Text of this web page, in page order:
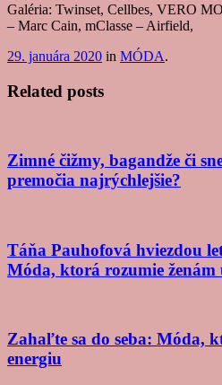
Galéria: Twinset, Cellbes, VERO
– Marc Cain, mClasse – Airfield,
29. januára 2020 in MÓDA.
Related posts
Zimné čižmy, bagandže či
premočia najrýchlejšie?
Táňa Pauhofová hviezdou
Móda, ktorá rozumie ženám
Zahaľte sa do seba: Móda,
energiu